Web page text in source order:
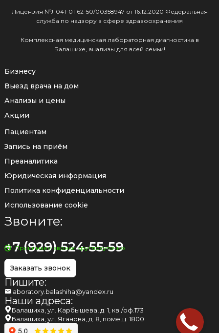
Лицензия №Л041-01162-50/00358947 от 16.12.2020 Федеральная
служба по надзору в сфере здравоохранения
Комплексная медицинская лабораторная диагностика в
Балашихе, анализы для всей семьи!
Бизнесу
Выезд врача на дом
Анализы и цены
Акции
Пациентам
Запись на приём
Преаналитика
Юридическая информация
Политика конфиденциальности
Использование cookie
Звоните:
+7 (929) 524-55-59
Принимаем звонки круглосуточно
Заказать звонок
Пишите:
laboratory.balashiha@yandex.ru
Наши адреса:
Балашиха, ул. Карбышева, д. 1, кв./оф.173
Балашиха, ул. Яганова, д. 8, помещ. 1800